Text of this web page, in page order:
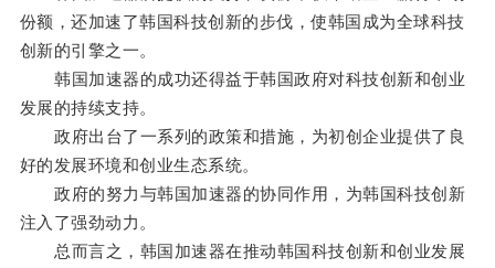
份额，还加速了韩国科技创新的步伐，使韩国成为全球科技
创新的引擎之一。
韩国加速器的成功还得益于韩国政府对科技创新和创业
发展的持续支持。
政府出台了一系列的政策和措施，为初创企业提供了良
好的发展环境和创业生态系统。
政府的努力与韩国加速器的协同作用，为韩国科技创新
注入了强劲动力。
总而言之，韩国加速器在推动韩国科技创新和创业发展